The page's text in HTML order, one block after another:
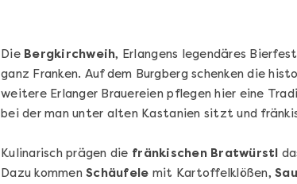
Die Bergkirchweih, Erlangens legendäres
ganz Franken. Auf dem Burgberg schenken die
weitere Erlanger Brauereien pflegen hier eine
bei der man unter alten Kastanien sitzt und
Kulinarisch prägen die fränkischen Bratwürstl
Dazu kommenSchäufele mit Kartoffelklößen,